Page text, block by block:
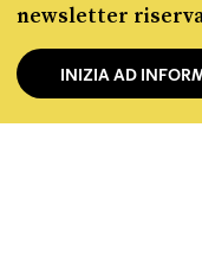
newsletter
INIZIA AD
©